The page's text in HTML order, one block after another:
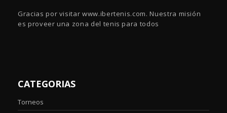
Gracias por visitar www.ibertenis.com. Nuestra misión
es proveer una zona del tenis para todos
CATEGORIAS
Torneos